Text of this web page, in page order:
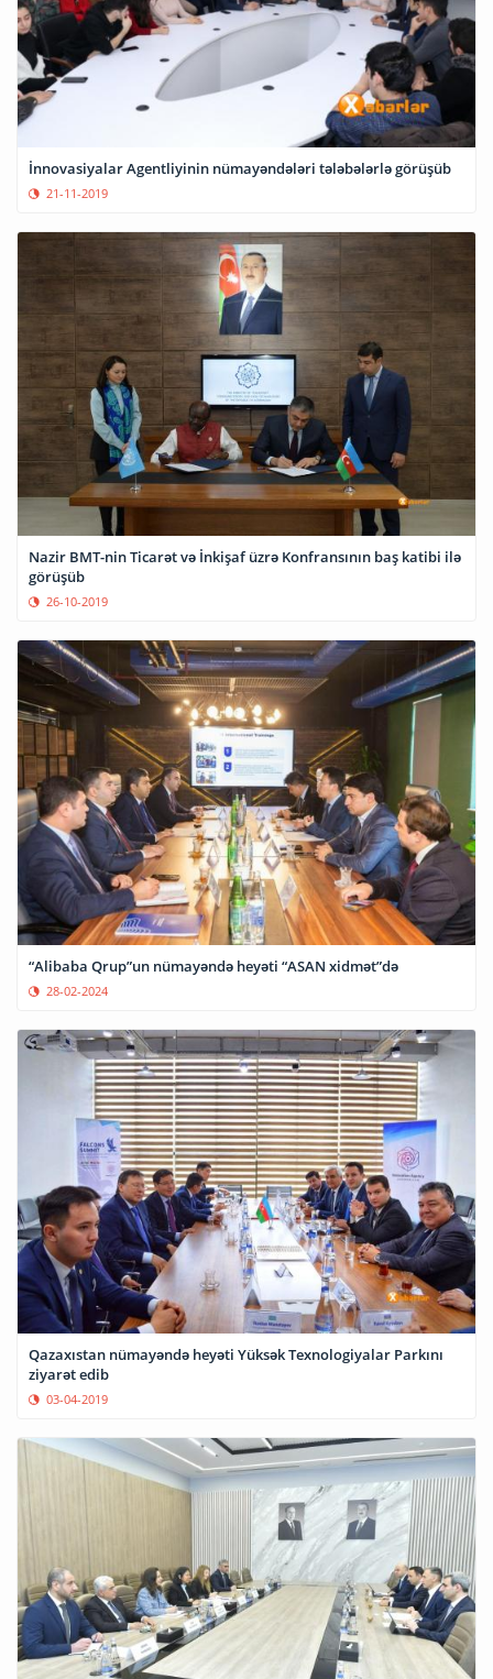
İnnovasiyalar Agentliyinin nümayəndələri tələbələrlə görüşüb
21-11-2019
Nazir BMT-nin Ticarət və İnkişaf üzrə Konfransının baş katibi ilə
görüşüb
26-10-2019
“Alibaba Qrup”un nümayəndə heyəti “ASAN xidmət”də
28-02-2024
Qazaxıstan nümayəndə heyəti Yüksək Texnologiyalar Parkını
ziyarət edib
03-04-2019